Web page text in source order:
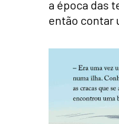
a época das
então contar